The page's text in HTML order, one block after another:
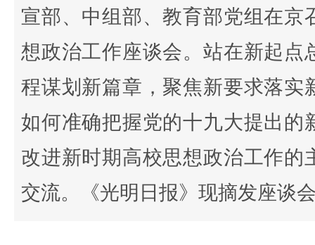
宣部、中组部、教育部党组在京
想政治工作座谈会。站在新起点
程谋划新篇章，聚焦新要求落实
如何准确把握党的十九大提出的
改进新时期高校思想政治工作的
交流。《光明日报》现摘发座谈